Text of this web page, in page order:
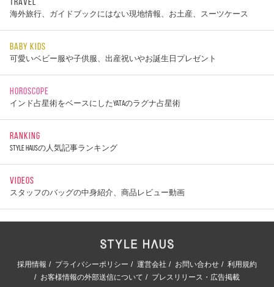
海外旅行、ガイドブックにはない現地情報、お土産、スーツケース
BABY KIDS
可愛いベビー服や子供服、出産祝いやお誕生日プレゼント
HOROSCOPE
インド占星術をベースにしたYATAのラグナ占星術
RANKING
STYLE HAUSの人気記事ランキング
VIDEOS
スタッフのバッグの中身紹介、商品レビュー動画
採用情報 プライバシーポリシー 運営会社 お問い合わせ
利用規約
お客様情報の外部送信について
プレスリリース・広告掲載